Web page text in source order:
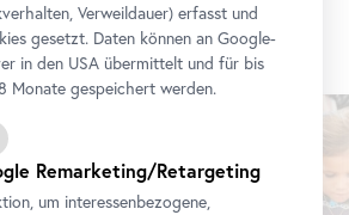
Verweildauer) erfasst und
gesetzt. Daten können an Google-
in den USA übermittelt und für bis
Monate gespeichert werden.
Remarketing/Retargeting
um interessenbezogene,